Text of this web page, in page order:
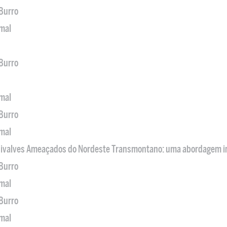
Ameaçados do Nordeste Transmontano: uma abordagem